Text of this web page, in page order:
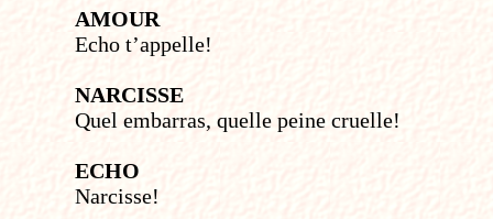
AMOUR
Echo t’appelle!
NARCISSE
Quel embarras, quelle peine cruelle!
ECHO
Narcisse!